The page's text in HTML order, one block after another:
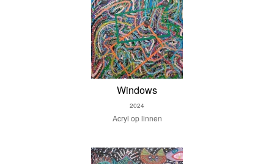
Windows
2024
Acryl op linnen